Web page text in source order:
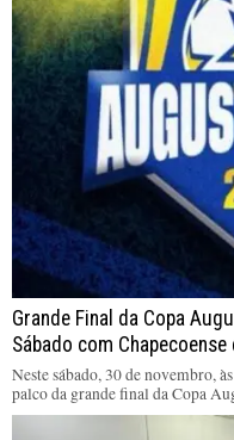
Grande Final da Copa
Sábado com
Neste sábado, 30 de novembro,
palco da grande final da Copa